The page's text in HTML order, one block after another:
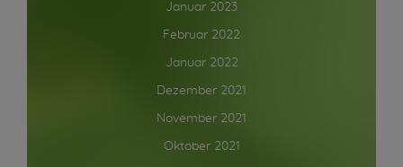
Januar 2023
Februar 2022
Januar 2022
Dezember 2021
November 2021
Oktober 2021